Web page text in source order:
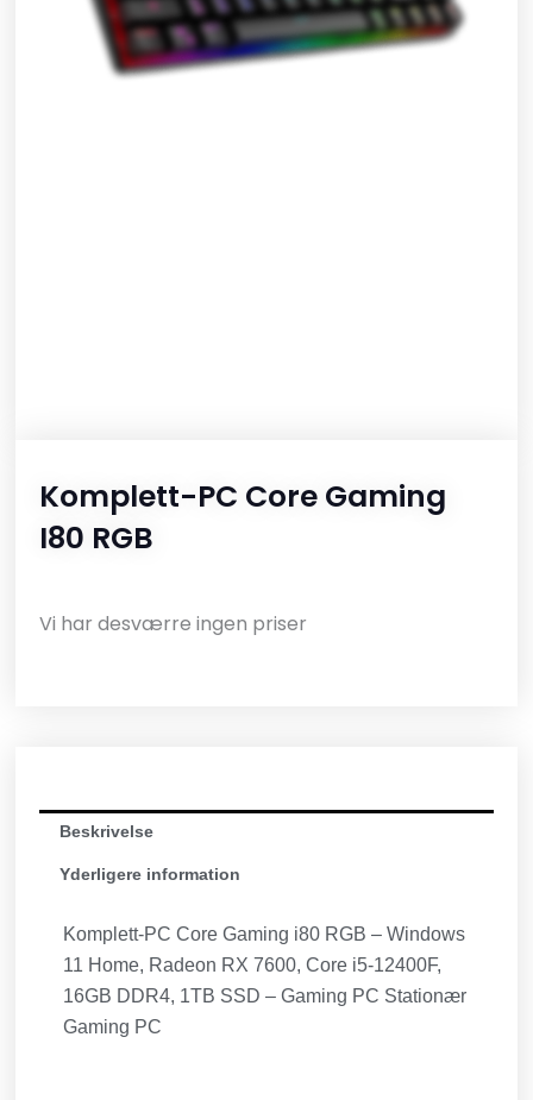
Komplett-PC Core Gaming
I80 RGB
Vi har desværre ingen priser
Beskrivelse
Yderligere information
Komplett-PC Core Gaming i80 RGB – Windows
11 Home, Radeon RX 7600, Core i5-12400F,
16GB DDR4, 1TB SSD – Gaming PC Stationær
Gaming PC